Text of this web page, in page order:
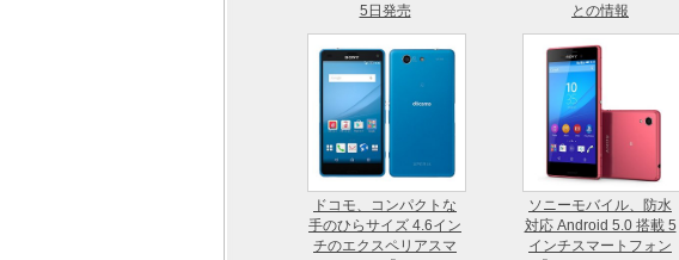
5日発売
との情報
ドコモ、コンパクトな
手のひらサイズ 4.6イン
チのエクスペリアスマ
ソニーモバイル、防水
対応 Android 5.0 搭載 5
インチスマートフォン